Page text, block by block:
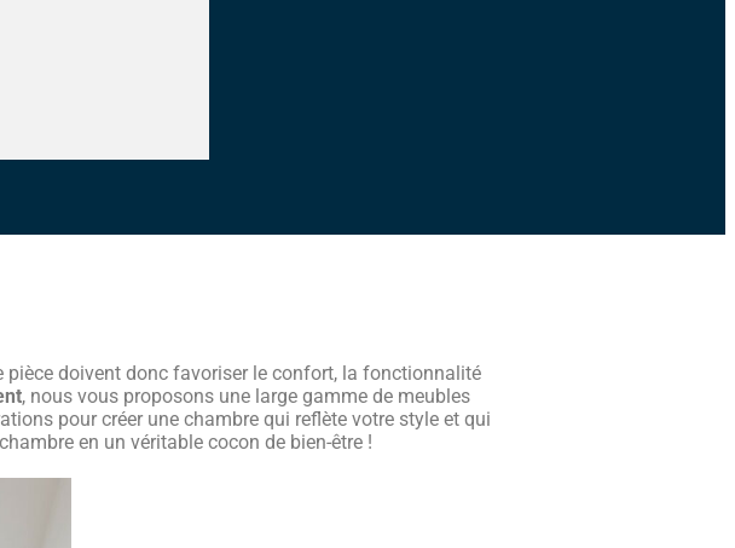
pièce doivent donc favoriser le confort, la fonctionnalité
, nous vous proposons une large gamme de meubles
pour créer une chambre qui reflète votre style et qui
en un véritable cocon de bien-être !